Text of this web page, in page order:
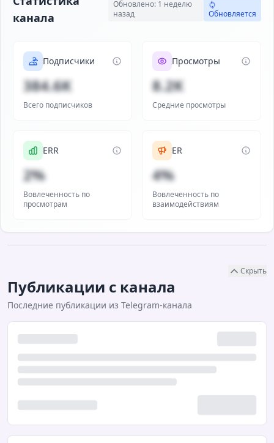
канала
Обновлено: 1 неделю
назад
Обновляется
Подписчики
384.6K
Всего подписчиков
Просмотры
8.2K
Средние просмотры
ERR
2%
Вовлеченность по
просмотрам
ER
4%
Вовлеченность по
взаимодействиям
Скрыть
Публикации с канала
Последние публикации из Telegram-канала